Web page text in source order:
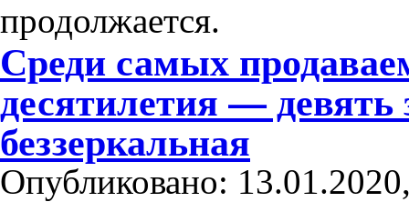
продолжается.
Среди самых
десятилетия — девять
беззеркальная
Опубликовано: